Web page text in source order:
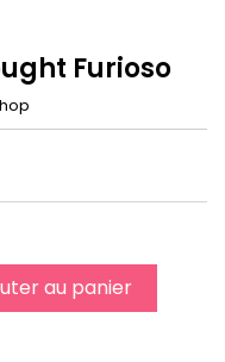
Furioso
au panier